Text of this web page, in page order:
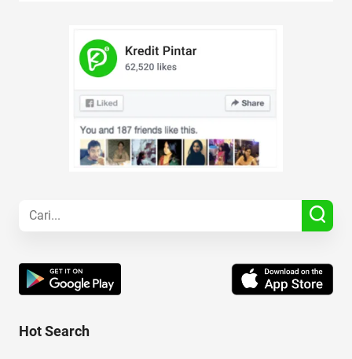
Hot Search